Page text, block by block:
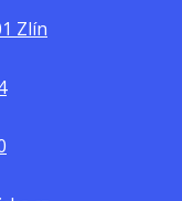
Zlín